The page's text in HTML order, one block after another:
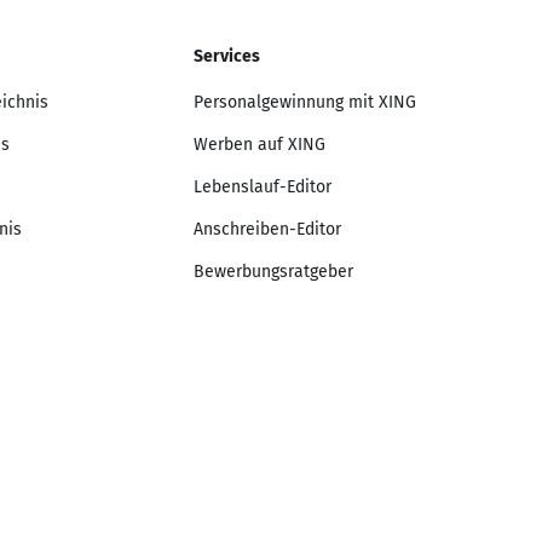
Services
Personalgewinnung mit XING
Werben auf XING
Lebenslauf-Editor
Anschreiben-Editor
Bewerbungsratgeber